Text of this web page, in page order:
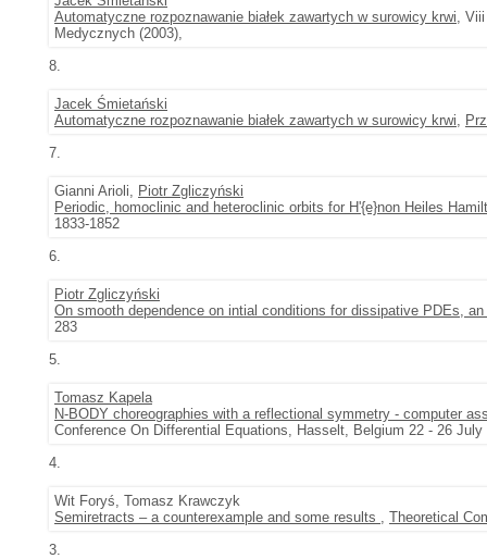
Automatyczne rozpoznawanie białek zawartych w surowicy krwi,
Medycznych (2003),
8.
Jacek Śmietański
Automatyczne rozpoznawanie białek zawartych w surowicy krwi,
7.
Gianni Arioli, Piotr Zgliczyński
Periodic, homoclinic and heteroclinic orbits for H'{e}non Heiles
1833-1852
6.
Piotr Zgliczyński
On smooth dependence on intial conditions for dissipative PDEs,
283
5.
Tomasz Kapela
N-BODY choreographies with a reflectional symmetry - computer
Conference On Differential Equations, Hasselt, Belgium 22 - 26 July
4.
Wit Foryś, Tomasz Krawczyk
Semiretracts – a counterexample and some results , Theoretical
3.